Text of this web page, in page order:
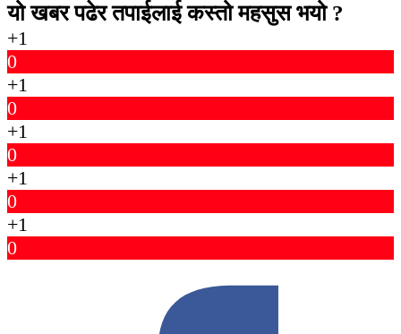
यो खबर पढेर तपाईलाई कस्तो महसुस भयो ?
+1
0
+1
0
+1
0
+1
0
+1
0